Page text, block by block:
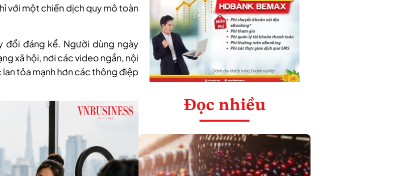
với một chiến dịch quy mô toàn
đổi đáng kể. Người dùng ngày
xã hội, nơi các video ngắn, nội
tỏa mạnh hơn các thông điệp
Đọc nhiều